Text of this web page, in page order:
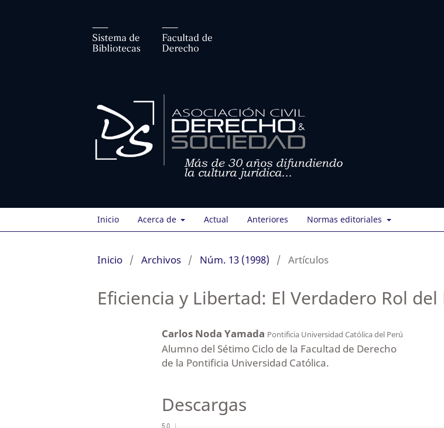
Inicio Acerca de Actual Anteriores Normas editoriales
Inicio / Archivos / Núm. 13 (1998) / Artículos
Eficiencia y Libertad: El Verdadero Rol del
Carlos Noda Yamada Pontificia Universidad Católica del Perú
Alumno del Sétimo Ciclo de la Facultad de Derecho
de la Pontificia Universidad Católica.
Descargas